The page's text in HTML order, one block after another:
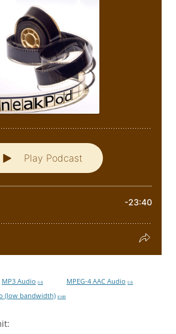
MP3 Audio 0 B MPEG-4 AAC Audio 0 B
(low bandwidth) 8 MB